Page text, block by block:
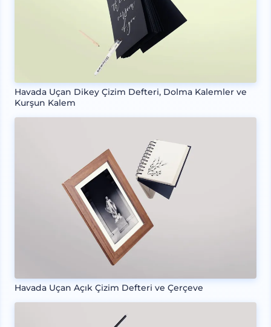
Havada Uçan Dikey Çizim Defteri, Dolma Kalemler ve
Kurşun Kalem
Havada Uçan Açık Çizim Defteri ve Çerçeve